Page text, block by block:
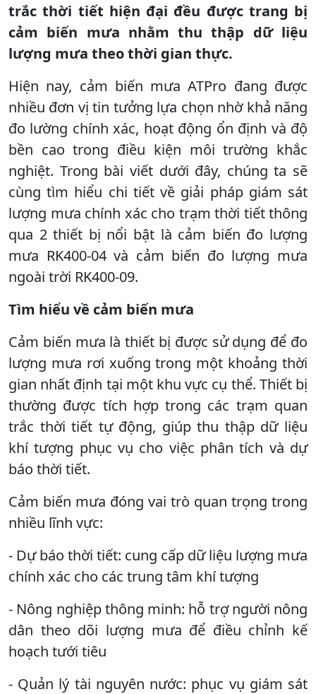
trắc thời tiết hiện đại đều được trang bị
cảm biến mưa nhằm thu thập dữ liệu
lượng mưa theo thời gian thực.
Hiện nay, cảm biến mưa ATPro đang được
nhiều đơn vị tin tưởng lựa chọn nhờ khả năng
đo lường chính xác, hoạt động ổn định và độ
bền cao trong điều kiện môi trường khắc
nghiệt. Trong bài viết dưới đây, chúng ta sẽ
cùng tìm hiểu chi tiết về giải pháp giám sát
lượng mưa chính xác cho trạm thời tiết thông
qua 2 thiết bị nổi bật là cảm biến đo lượng
mưa RK400-04 và cảm biến đo lượng mưa
ngoài trời RK400-09.
Tìm hiểu về cảm biến mưa
Cảm biến mưa là thiết bị được sử dụng để đo
lượng mưa rơi xuống trong một khoảng thời
gian nhất định tại một khu vực cụ thể. Thiết bị
thường được tích hợp trong các trạm quan
trắc thời tiết tự động, giúp thu thập dữ liệu
khí tượng phục vụ cho việc phân tích và dự
báo thời tiết.
Cảm biến mưa đóng vai trò quan trọng trong
nhiều lĩnh vực:
- Dự báo thời tiết: cung cấp dữ liệu lượng mưa
chính xác cho các trung tâm khí tượng
- Nông nghiệp thông minh: hỗ trợ người nông
dân theo dõi lượng mưa để điều chỉnh kế
hoạch tưới tiêu
- Quản lý tài nguyên nước: phục vụ giám sát